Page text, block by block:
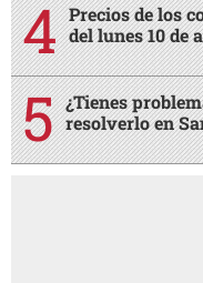
Precios de los
del lunes 10 de
¿Tienes
resolverlo en